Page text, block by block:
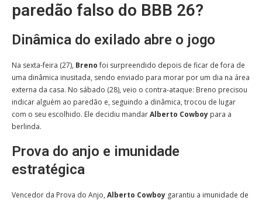
paredão falso do BBB 26?
Dinâmica do exilado abre o jogo
Na sexta-feira (27), Brenofoi surpreendido depois de ficar de fora de
uma dinâmica inusitada, sendo enviado para morar por um dia na área
externa da casa. No sábado (28), veio o contra-ataque: Breno precisou
indicar alguém ao paredão e, seguindo a dinâmica, trocou de lugar
com o seu escolhido. Ele decidiu mandarAlberto Cowboy para a
berlinda.
Prova do anjo e imunidade
estratégica
Vencedor da Prova do Anjo, Alberto Cowboy garantiu a imunidade de